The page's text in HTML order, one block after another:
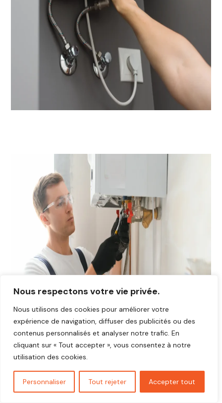
Nous respectons votre vie privée.
Nous utilisons des cookies pour améliorer votre
expérience de navigation, diffuser des publicités ou des
contenus personnalisés et analyser notre trafic. En
cliquant sur « Tout accepter », vous consentez à notre
utilisation des cookies.
Personnaliser Tout rejeter Accepter tout
Vous cherchez un plombier fiable et réactif dansMaffliers
95560?